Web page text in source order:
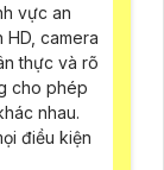
vực an
HD, camera
thực và rõ
cho phép
nhau.
điều kiện